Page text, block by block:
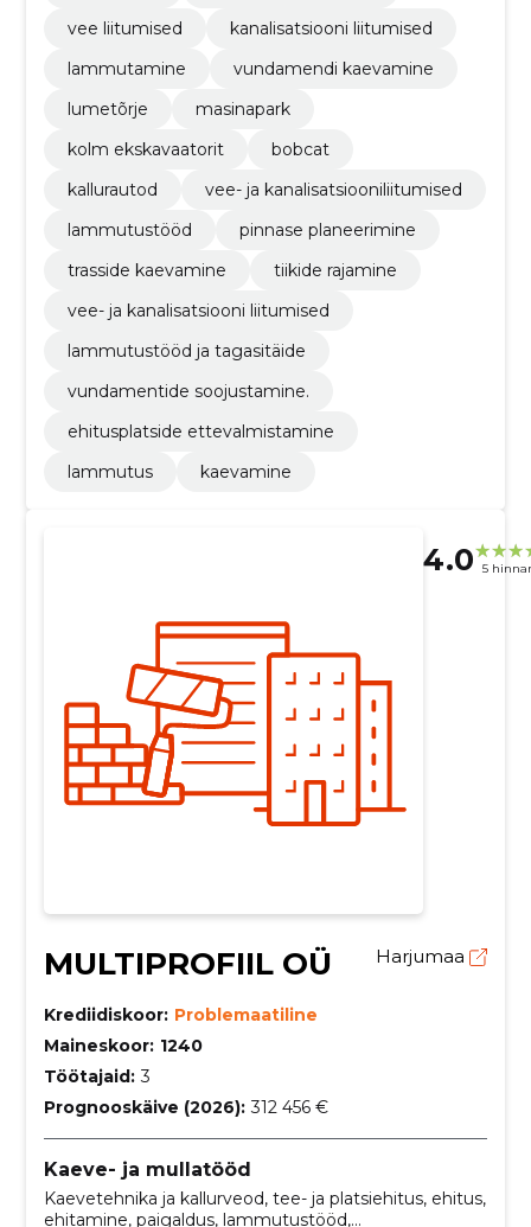
vee liitumised
kanalisatsiooni liitumised
lammutamine
vundamendi kaevamine
lumetõrje
masinapark
kolm ekskavaatorit
bobcat
kallurautod
vee- ja kanalisatsiooniliitumised
lammutustööd
pinnase planeerimine
trasside kaevamine
tiikide rajamine
vee- ja kanalisatsiooni liitumised
lammutustööd ja tagasitäide
vundamentide soojustamine.
ehitusplatside ettevalmistamine
lammutus
kaevamine
4.0 5
MULTIPROFIIL OÜ Harjumaa
Krediidiskoor: Problemaatiline
Maineskoor: 1240
Töötajaid: 3
Prognooskäive (2026): 312 456 €
Kaeve- ja mullatööd
Kaevetehnika ja kallurveod, tee- ja platsiehitus, ehitus,
ehitamine, paigaldus, lammutustööd,